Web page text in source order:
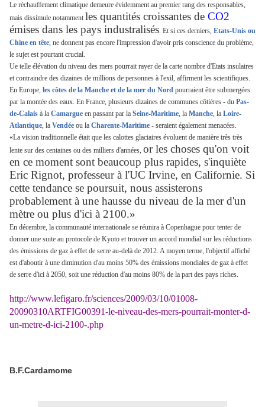
Le réchauffement climatique demeure évidemment au premier rang des responsables,
mais dissimule notamment les quantités croissantes de CO2
émises dans les pays industralisés. Et si ces derniers, Etats-Unis ou
Chine en tête, ne donnent pas encore l'impression d'avoir pris conscience du problème,
le sujet est pourtant crucial.
Ue telle élévation du niveau des mers pourrait rayer de la carte nombre d'Etats insulaires
et contraindre des dizaines de millions de personnes à l'exil, affirment les scientifiques.
En Europe, les côtes de la Manche et de la mer du Nord pourraient être submergées
par la montée des eaux. En France, plusieurs dizaines de communes côtières - du Pas-
de-Calais à la Camargue en passant par la Seine-Maritime, la Manche, la Loire-
Atlantique, la Vendée ou la Charente-Maritime - seraient également menacées.
«La vision traditionnelle était que les calottes glaciaires évoluent de manière très très
lente sur des centaines ou des milliers d'années, or les choses qu'on voit
en ce moment sont beaucoup plus rapides, s'inquiète
Eric Rignot, professeur à l'UC Irvine, en Californie. Si
cette tendance se poursuit, nous assisterons
probablement à une hausse du niveau de la mer d'un
mètre ou plus d'ici à 2100.»
En décembre, la communauté internationale se réunira à Copenhague pour tenter de
donner une suite au protocole de Kyoto et trouver un accord mondial sur les réductions
des émissions de gaz à effet de serre au-delà de 2012. A moyen terme, l'objectif affiché
est d'aboutir à une diminution d'au moins 50% des émissions mondiales de gaz à effet
de serre d'ici à 2050, soit une réduction d'au moins 80% de la part des pays riches.
http://www.lefigaro.fr/sciences/2009/03/10/01008-
20090310ARTFIG00391-le-niveau-des-mers-pourrait-monter-d-
un-metre-d-ici-2100-.php
B.F.Cardamome